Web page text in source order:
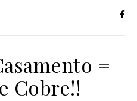
=
Cobre!!